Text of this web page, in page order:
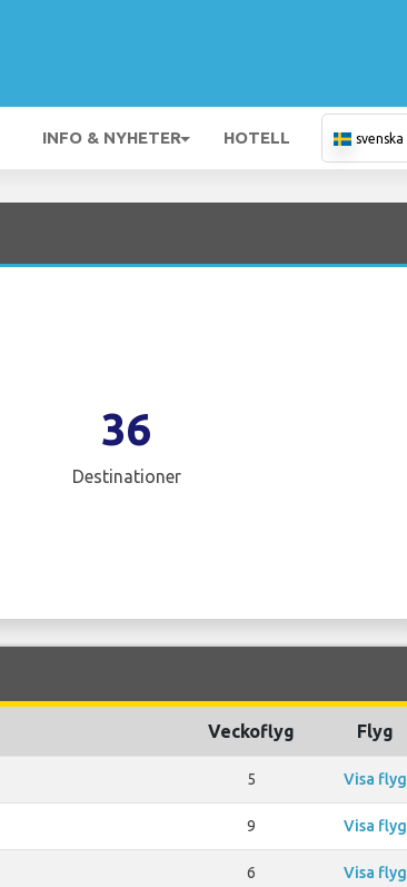
INFO & NYHETER HOTELL svenska
36
Destinationer
Veckoflyg Flyg
5 Visa flyg
9 Visa flyg
6 Visa flyg